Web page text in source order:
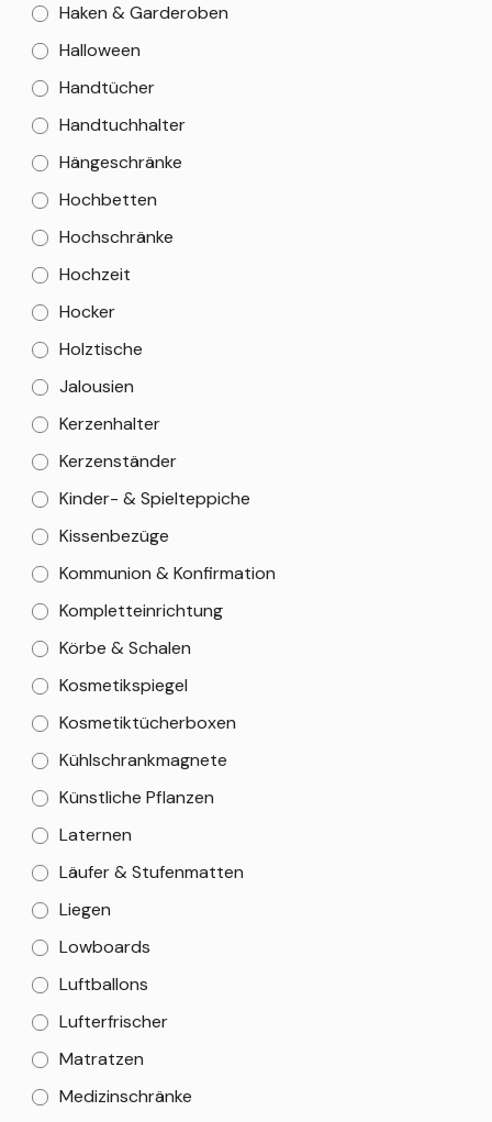
Haken & Garderoben
Halloween
Handtücher
Handtuchhalter
Hängeschränke
Hochbetten
Hochschränke
Hochzeit
Hocker
Holztische
Jalousien
Kerzenhalter
Kerzenständer
Kinder- & Spielteppiche
Kissenbezüge
Kommunion & Konfirmation
Kompletteinrichtung
Körbe & Schalen
Kosmetikspiegel
Kosmetiktücherboxen
Kühlschrankmagnete
Künstliche Pflanzen
Laternen
Läufer & Stufenmatten
Liegen
Lowboards
Luftballons
Lufterfrischer
Matratzen
Medizinschränke